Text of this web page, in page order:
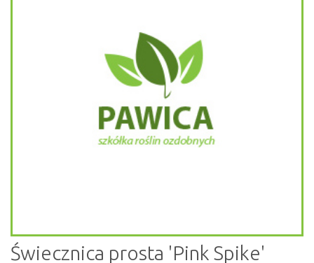
Świecznica prosta 'Pink Spike'